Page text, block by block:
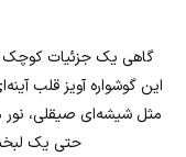
گاهی یک جزئیات کوچک
این گوشواره آویز قلب
مثل شیشه‌ای صیقلی،
حتی یک